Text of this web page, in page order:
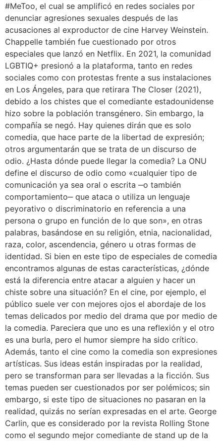
#MeToo, el cual se amplificó en redes sociales por
denunciar agresiones sexuales después de las
acusaciones al exproductor de cine Harvey Weinstein.
Chappelle también fue cuestionado por otros
especiales que lanzó en Netflix. En 2021, la comunidad
LGBTIQ+ presionó a la plataforma, tanto en redes
sociales como con protestas frente a sus instalaciones
en Los Ángeles, para que retirara The Closer (2021),
debido a los chistes que el comediante estadounidense
hizo sobre la población transgénero. Sin embargo, la
compañía se negó. Hay quienes dirán que es solo
comedia, que hace parte de la libertad de expresión;
otros argumentarán que se trata de un discurso de
odio. ¿Hasta dónde puede llegar la comedia? La ONU
define el discurso de odio como «cualquier tipo de
comunicación ya sea oral o escrita ‒o también
comportamiento‒ que ataca o utiliza un lenguaje
peyorativo o discriminatorio en referencia a una
persona o grupo en función de lo que son», en otras
palabras, basándose en su religión, etnia, nacionalidad,
raza, color, ascendencia, género u otras formas de
identidad. Si bien en este tipo de especiales de comedia
encontramos algunas de estas características, ¿dónde
está la diferencia entre atacar a alguien y hacer un
chiste sobre una situación? En el cine, por ejemplo, el
público suele ver con mejores ojos el abordaje de los
temas delicados por medio del drama que por medio de
la comedia. Pareciera que uno es una reflexión y el otro
es una burla, pero el humor siempre ha sido crítico.
Además, tanto el cine como la comedia son expresiones
artísticas. Sus ideas están inspiradas por la realidad,
pero se transforman para ser llevadas a la ficción. Sus
temas pueden ser cuestionados por ser polémicos; sin
embargo, si este tipo de situaciones no pasaran en la
realidad, quizás no serían expresadas en el arte. George
Carlin, que es considerado por la revista Rolling Stone
como el segundo mejor comediante de stand up de la